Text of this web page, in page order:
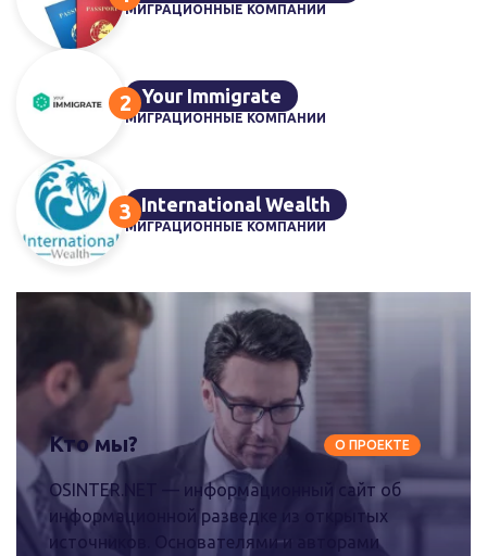
МИГРАЦИОННЫЕ КОМПАНИИ
Your Immigrate
МИГРАЦИОННЫЕ КОМПАНИИ
International Wealth
МИГРАЦИОННЫЕ КОМПАНИИ
Кто мы?
OSINTER.NET — информационный сайт об
информационной разведке из открытых
источников. Основателями и авторами
О ПРОЕКТЕ